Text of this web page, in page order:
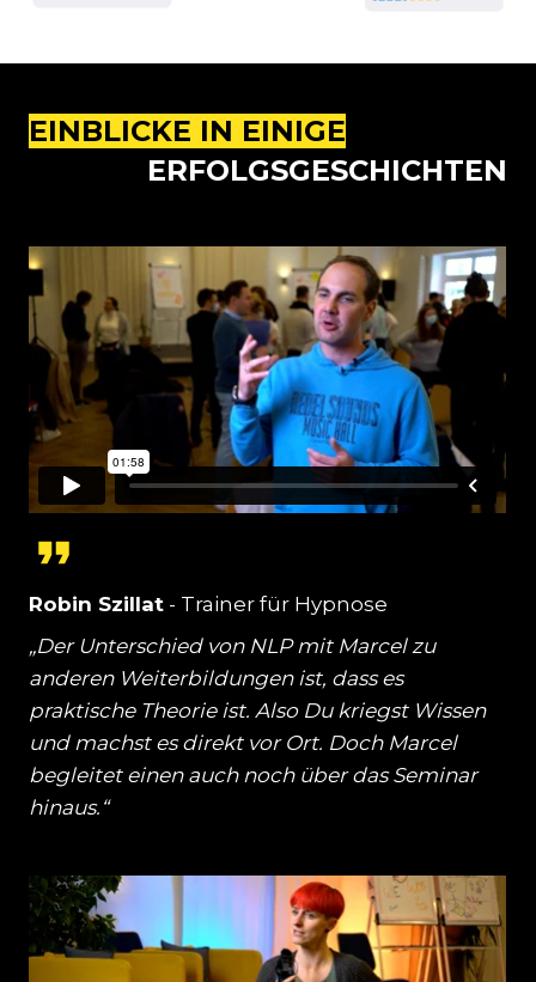
EINBLICKE IN EINIGE
ERFOLGSGESCHICHTEN
Robin Szillat - Trainer für Hypnose
„Der Unterschied von NLP mit Marcel zu
anderen Weiterbildungen ist, dass es
praktische Theorie ist. Also Du kriegst Wissen
und machst es direkt vor Ort. Doch Marcel
begleitet einen auch noch über das Seminar
hinaus.“